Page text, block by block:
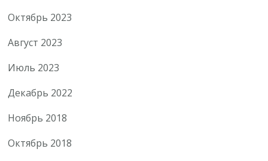
Октябрь 2023
Август 2023
Июль 2023
Декабрь 2022
Ноябрь 2018
Октябрь 2018